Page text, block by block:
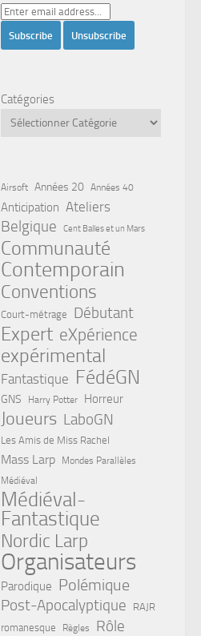
Catégories
Airsoft Années 20 Années 40
Anticipation Ateliers
Belgique Cent Balles et un Mars
Communauté
Contemporain
Conventions
Court-métrage Débutant
Expert eXpérience
expérimental
Fantastique FédéGN
GNS Harry Potter Horreur
Joueurs LaboGN
Les Amis de Miss Rachel
Mass Larp
Mondes Parallèles
Médiéval
Médiéval-
Fantastique
Nordic Larp
Organisateurs
Parodique Polémique
Post-Apocalyptique
RAJR
romanesque
Règles
Rôle